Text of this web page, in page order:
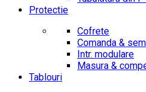
Protectie
Cofrete
Comanda &
Intr. modulare
Masura &
Tablouri